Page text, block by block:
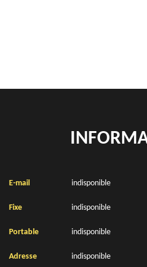
E-mail indisponible
Fixe indisponible
Portable indisponible
Adresse indisponible